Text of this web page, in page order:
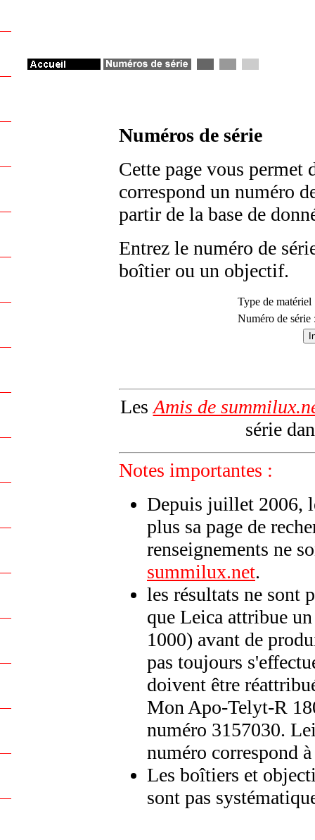
Numéros de série
Cette page vous permet
correspond un numéro
partir de la base de
Entrez le numéro de
boîtier ou un objectif.
Type de matériel
Numéro de série
Les Amis de
série
Notes importantes :
Depuis juillet 2006,
plus sa page de
renseignements ne
summilux.net.
les résultats ne sont
que Leica attribue
1000) avant de
pas toujours
doivent être
Mon Apo-Telyt-R
numéro 3157030.
numéro correspond
Les boîtiers et
sont pas